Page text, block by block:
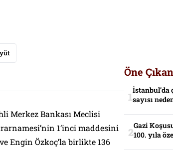
Merkez Bankası Meclisi
1’inci maddesini
Engin Özkoç’la birlikte 136
Öne
sayısı
Gazi
100. yıla